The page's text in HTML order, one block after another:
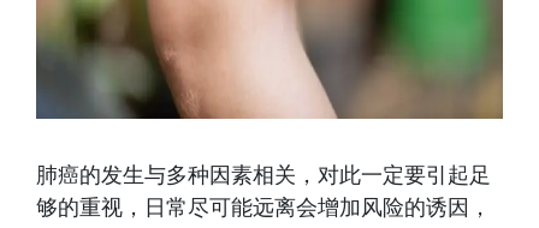
肺癌的发生与多种因素相关，对此一定要引起足
够的重视，日常尽可能远离会增加风险的诱因，